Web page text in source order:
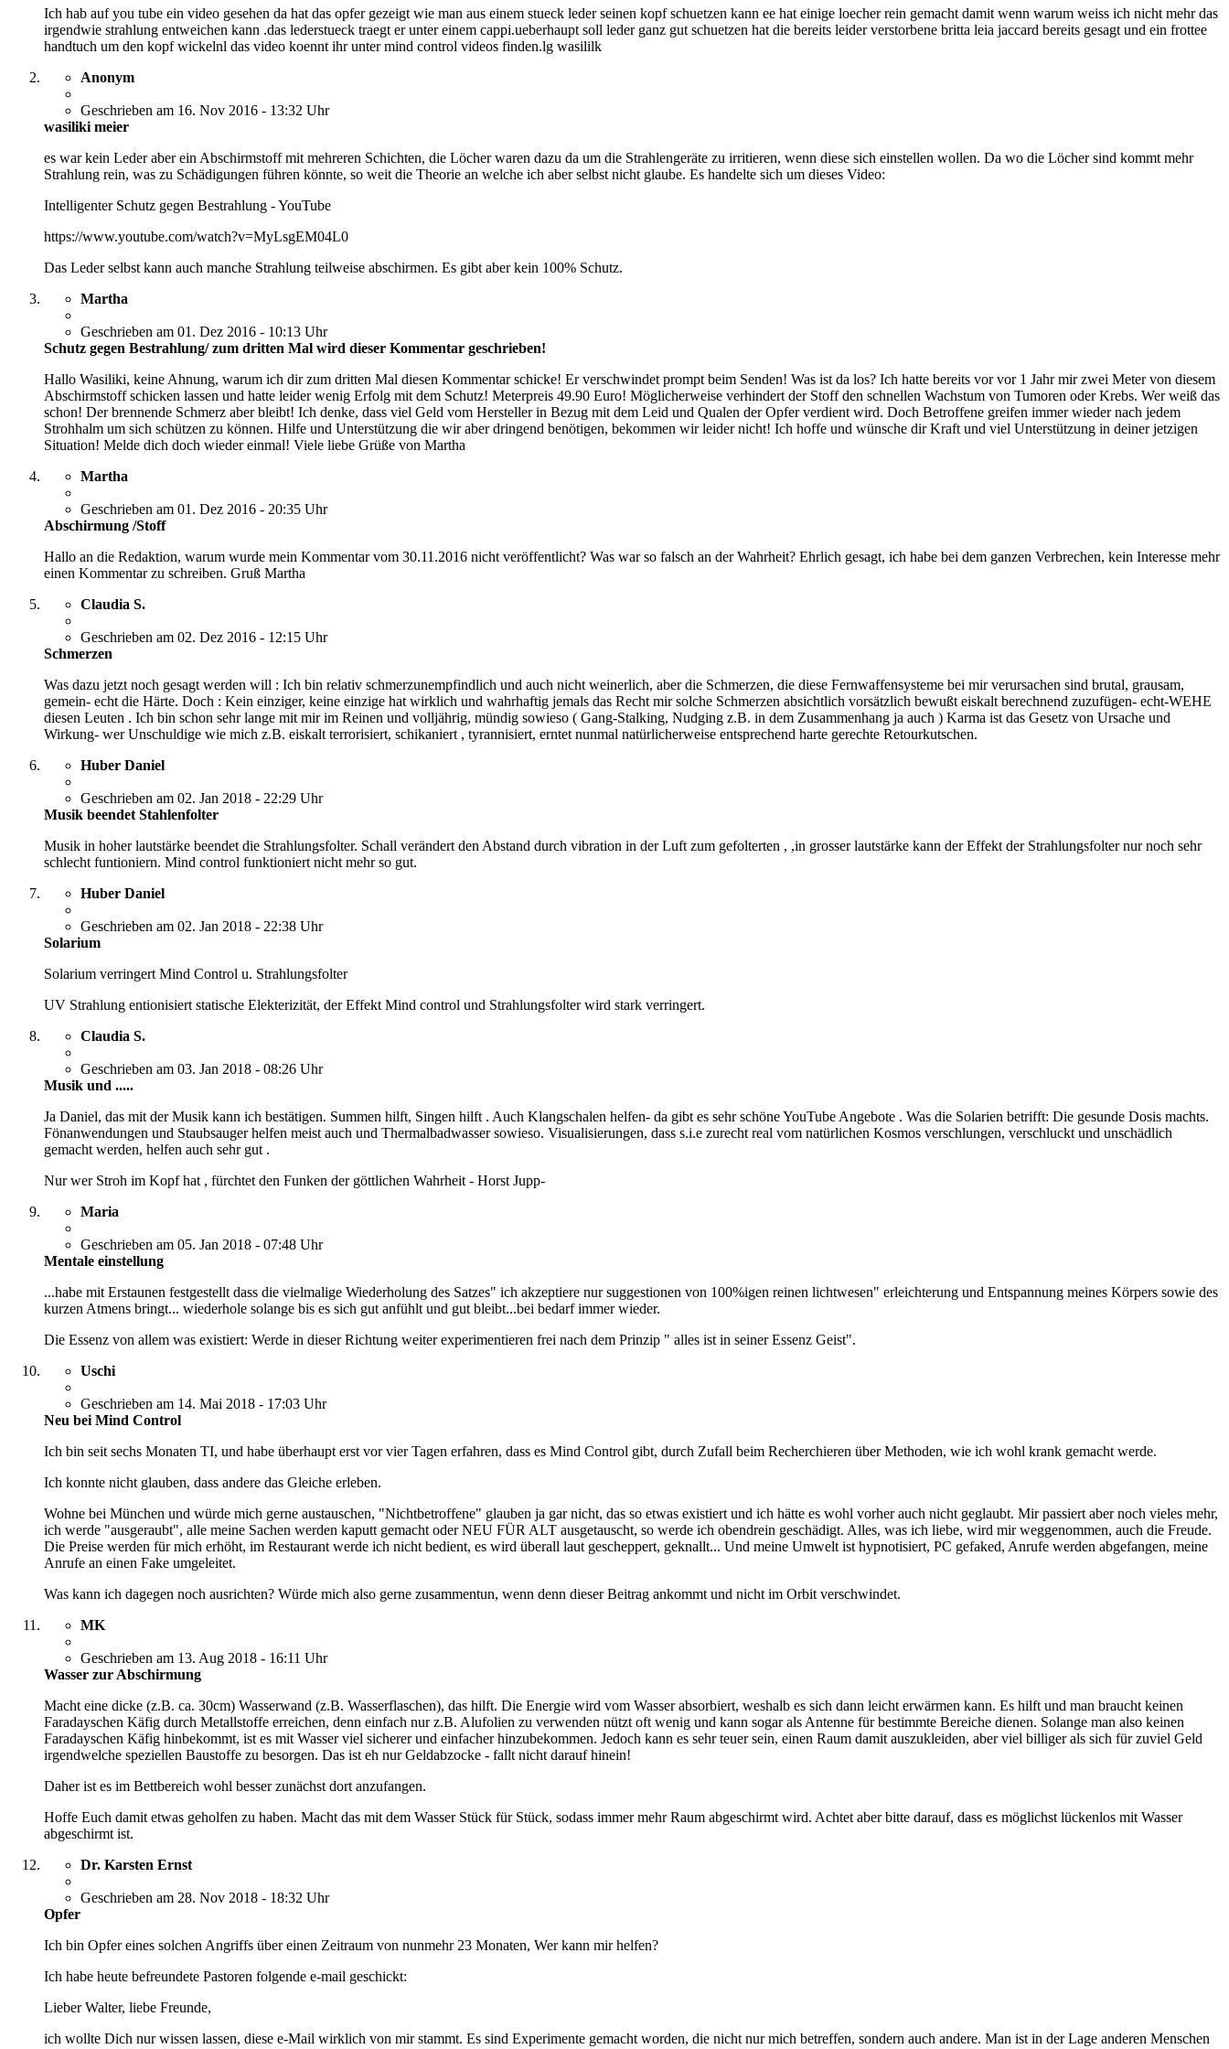
Ich hab auf you tube ein video gesehen da hat das opfer gezeigt wie man aus einem stueck leder seinen kopf schuetzen kann ee hat einige loecher rein gemacht damit wenn warum weiss ich nicht mehr das
irgendwie strahlung entweichen kann .das lederstueck traegt er unter einem cappi.ueberhaupt soll leder ganz gut schuetzen hat die bereits leider verstorbene britta leia jaccard bereits gesagt und ein frottee
handtuch um den kopf wickelnl das video koennt ihr unter mind control videos finden.lg wasililk
Anonym
Geschrieben am 16. Nov 2016 - 13:32 Uhr
wasiliki meier
es war kein Leder aber ein Abschirmstoff mit mehreren Schichten, die Löcher waren dazu da um die Strahlengeräte zu irritieren, wenn diese sich einstellen wollen. Da wo die Löcher sind kommt mehr
Strahlung rein, was zu Schädigungen führen könnte, so weit die Theorie an welche ich aber selbst nicht glaube. Es handelte sich um dieses Video:
Intelligenter Schutz gegen Bestrahlung - YouTube
https://www.youtube.com/watch?v=MyLsgEM04L0
Das Leder selbst kann auch manche Strahlung teilweise abschirmen. Es gibt aber kein 100% Schutz.
Martha
Geschrieben am 01. Dez 2016 - 10:13 Uhr
Schutz gegen Bestrahlung/ zum dritten Mal wird dieser Kommentar geschrieben!
Hallo Wasiliki, keine Ahnung, warum ich dir zum dritten Mal diesen Kommentar schicke! Er verschwindet prompt beim Senden! Was ist da los? Ich hatte bereits vor vor 1 Jahr mir zwei Meter von diesem
Abschirmstoff schicken lassen und hatte leider wenig Erfolg mit dem Schutz! Meterpreis 49.90 Euro! Möglicherweise verhindert der Stoff den schnellen Wachstum von Tumoren oder Krebs. Wer weiß das
schon! Der brennende Schmerz aber bleibt! Ich denke, dass viel Geld vom Hersteller in Bezug mit dem Leid und Qualen der Opfer verdient wird. Doch Betroffene greifen immer wieder nach jedem
Strohhalm um sich schützen zu können. Hilfe und Unterstützung die wir aber dringend benötigen, bekommen wir leider nicht! Ich hoffe und wünsche dir Kraft und viel Unterstützung in deiner jetzigen
Situation! Melde dich doch wieder einmal! Viele liebe Grüße von Martha
Martha
Geschrieben am 01. Dez 2016 - 20:35 Uhr
Abschirmung /Stoff
Hallo an die Redaktion, warum wurde mein Kommentar vom 30.11.2016 nicht veröffentlicht? Was war so falsch an der Wahrheit? Ehrlich gesagt, ich habe bei dem ganzen Verbrechen, kein Interesse mehr
einen Kommentar zu schreiben. Gruß Martha
Claudia S.
Geschrieben am 02. Dez 2016 - 12:15 Uhr
Schmerzen
Was dazu jetzt noch gesagt werden will : Ich bin relativ schmerzunempfindlich und auch nicht weinerlich, aber die Schmerzen, die diese Fernwaffensysteme bei mir verursachen sind brutal, grausam,
gemein- echt die Härte. Doch : Kein einziger, keine einzige hat wirklich und wahrhaftig jemals das Recht mir solche Schmerzen absichtlich vorsätzlich bewußt eiskalt berechnend zuzufügen- echt-WEHE
diesen Leuten . Ich bin schon sehr lange mit mir im Reinen und volljährig, mündig sowieso ( Gang-Stalking, Nudging z.B. in dem Zusammenhang ja auch ) Karma ist das Gesetz von Ursache und
Wirkung- wer Unschuldige wie mich z.B. eiskalt terrorisiert, schikaniert , tyrannisiert, erntet nunmal natürlicherweise entsprechend harte gerechte Retourkutschen.
Huber Daniel
Geschrieben am 02. Jan 2018 - 22:29 Uhr
Musik beendet Stahlenfolter
Musik in hoher lautstärke beendet die Strahlungsfolter. Schall verändert den Abstand durch vibration in der Luft zum gefolterten , ,in grosser lautstärke kann der Effekt der Strahlungsfolter nur noch sehr
schlecht funtioniern. Mind control funktioniert nicht mehr so gut.
Huber Daniel
Geschrieben am 02. Jan 2018 - 22:38 Uhr
Solarium
Solarium verringert Mind Control u. Strahlungsfolter
UV Strahlung entionisiert statische Elekterizität, der Effekt Mind control und Strahlungsfolter wird stark verringert.
Claudia S.
Geschrieben am 03. Jan 2018 - 08:26 Uhr
Musik und .....
Ja Daniel, das mit der Musik kann ich bestätigen. Summen hilft, Singen hilft . Auch Klangschalen helfen- da gibt es sehr schöne YouTube Angebote . Was die Solarien betrifft: Die gesunde Dosis machts.
Fönanwendungen und Staubsauger helfen meist auch und Thermalbadwasser sowieso. Visualisierungen, dass s.i.e zurecht real vom natürlichen Kosmos verschlungen, verschluckt und unschädlich
gemacht werden, helfen auch sehr gut .
Nur wer Stroh im Kopf hat , fürchtet den Funken der göttlichen Wahrheit - Horst Jupp-
Maria
Geschrieben am 05. Jan 2018 - 07:48 Uhr
Mentale einstellung
...habe mit Erstaunen festgestellt dass die vielmalige Wiederholung des Satzes" ich akzeptiere nur suggestionen von 100%igen reinen lichtwesen" erleichterung und Entspannung meines Körpers sowie des
kurzen Atmens bringt... wiederhole solange bis es sich gut anfühlt und gut bleibt...bei bedarf immer wieder.
Die Essenz von allem was existiert: Werde in dieser Richtung weiter experimentieren frei nach dem Prinzip " alles ist in seiner Essenz Geist".
Uschi
Geschrieben am 14. Mai 2018 - 17:03 Uhr
Neu bei Mind Control
Ich bin seit sechs Monaten TI, und habe überhaupt erst vor vier Tagen erfahren, dass es Mind Control gibt, durch Zufall beim Recherchieren über Methoden, wie ich wohl krank gemacht werde.
Ich konnte nicht glauben, dass andere das Gleiche erleben.
Wohne bei München und würde mich gerne austauschen, "Nichtbetroffene" glauben ja gar nicht, das so etwas existiert und ich hätte es wohl vorher auch nicht geglaubt. Mir passiert aber noch vieles mehr,
ich werde "ausgeraubt", alle meine Sachen werden kaputt gemacht oder NEU FÜR ALT ausgetauscht, so werde ich obendrein geschädigt. Alles, was ich liebe, wird mir weggenommen, auch die Freude.
Die Preise werden für mich erhöht, im Restaurant werde ich nicht bedient, es wird überall laut gescheppert, geknallt... Und meine Umwelt ist hypnotisiert, PC gefaked, Anrufe werden abgefangen, meine
Anrufe an einen Fake umgeleitet.
Was kann ich dagegen noch ausrichten? Würde mich also gerne zusammentun, wenn denn dieser Beitrag ankommt und nicht im Orbit verschwindet.
MK
Geschrieben am 13. Aug 2018 - 16:11 Uhr
Wasser zur Abschirmung
Macht eine dicke (z.B. ca. 30cm) Wasserwand (z.B. Wasserflaschen), das hilft. Die Energie wird vom Wasser absorbiert, weshalb es sich dann leicht erwärmen kann. Es hilft und man braucht keinen
Faradayschen Käfig durch Metallstoffe erreichen, denn einfach nur z.B. Alufolien zu verwenden nützt oft wenig und kann sogar als Antenne für bestimmte Bereiche dienen. Solange man also keinen
Faradayschen Käfig hinbekommt, ist es mit Wasser viel sicherer und einfacher hinzubekommen. Jedoch kann es sehr teuer sein, einen Raum damit auszukleiden, aber viel billiger als sich für zuviel Geld
irgendwelche speziellen Baustoffe zu besorgen. Das ist eh nur Geldabzocke - fallt nicht darauf hinein!
Daher ist es im Bettbereich wohl besser zunächst dort anzufangen.
Hoffe Euch damit etwas geholfen zu haben. Macht das mit dem Wasser Stück für Stück, sodass immer mehr Raum abgeschirmt wird. Achtet aber bitte darauf, dass es möglichst lückenlos mit Wasser
abgeschirmt ist.
Dr. Karsten Ernst
Geschrieben am 28. Nov 2018 - 18:32 Uhr
Opfer
Ich bin Opfer eines solchen Angriffs über einen Zeitraum von nunmehr 23 Monaten, Wer kann mir helfen?
Ich habe heute befreundete Pastoren folgende e-mail geschickt:
Lieber Walter, liebe Freunde,
ich wollte Dich nur wissen lassen, diese e-Mail wirklich von mir stammt. Es sind Experimente gemacht worden, die nicht nur mich betreffen, sondern auch andere. Man ist in der Lage anderen Menschen